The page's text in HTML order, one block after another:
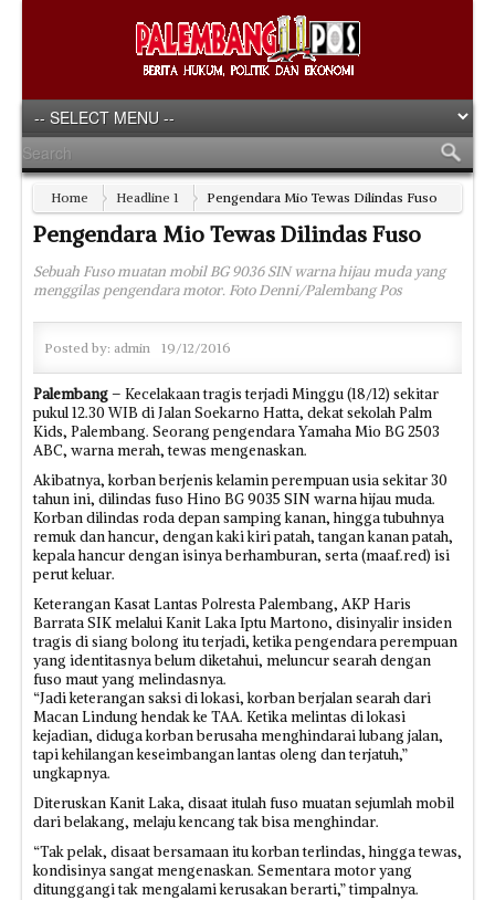
Home Headline 1 Pengendara Mio Tewas Dilindas Fuso
Pengendara Mio Tewas Dilindas Fuso
Sebuah Fuso muatan mobil BG 9036 SIN warna hijau muda yang
menggilas pengendara motor. Foto Denni/Palembang Pos
Posted by: admin 19/12/2016
Palembang– Kecelakaan tragis terjadi Minggu (18/12) sekitar
pukul 12.30 WIB di Jalan Soekarno Hatta, dekat sekolah Palm
Kids, Palembang. Seorang pengendara Yamaha Mio BG 2503
ABC, warna merah, tewas mengenaskan.
Akibatnya, korban berjenis kelamin perempuan usia sekitar 30
tahun ini, dilindas fuso Hino BG 9035 SIN warna hijau muda.
Korban dilindas roda depan samping kanan, hingga tubuhnya
remuk dan hancur, dengan kaki kiri patah, tangan kanan patah,
kepala hancur dengan isinya berhamburan, serta (maaf.red) isi
perut keluar.
Keterangan Kasat Lantas Polresta Palembang, AKP Haris
Barrata SIK melalui Kanit Laka Iptu Martono, disinyalir insiden
tragis di siang bolong itu terjadi, ketika pengendara perempuan
yang identitasnya belum diketahui, meluncur searah dengan
fuso maut yang melindasnya.
“Jadi keterangan saksi di lokasi, korban berjalan searah dari
Macan Lindung hendak ke TAA. Ketika melintas di lokasi
kejadian, diduga korban berusaha menghindarai lubang jalan,
tapi kehilangan keseimbangan lantas oleng dan terjatuh,”
ungkapnya.
Diteruskan Kanit Laka, disaat itulah fuso muatan sejumlah mobil
dari belakang, melaju kencang tak bisa menghindar.
“Tak pelak, disaat bersamaan itu korban terlindas, hingga tewas,
kondisinya sangat mengenaskan. Sementara motor yang
ditunggangi tak mengalami kerusakan berarti,” timpalnya.